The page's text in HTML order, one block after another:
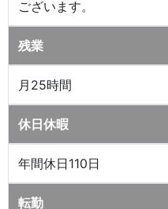
ございます。
残業
月25時間
休日休暇
年間休日110日
転勤